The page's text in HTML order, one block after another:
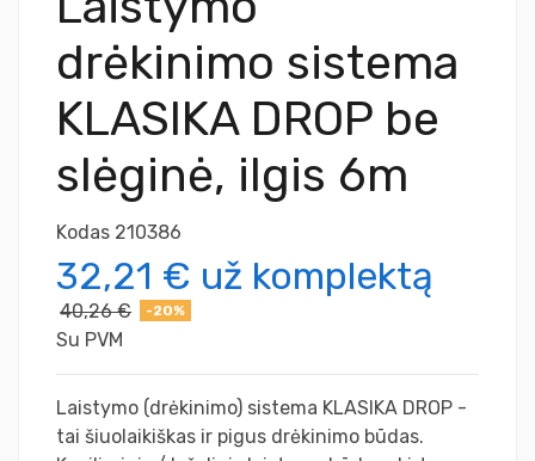
drėkinimo sistema
KLASIKA DROP be
slėginė, ilgis 6m
Kodas 210386
32,21 € už komplektą
40,26 € -20%
Su PVM
Laistymo (drėkinimo) sistema KLASIKA DROP -
tai šiuolaikiškas ir pigus drėkinimo būdas.